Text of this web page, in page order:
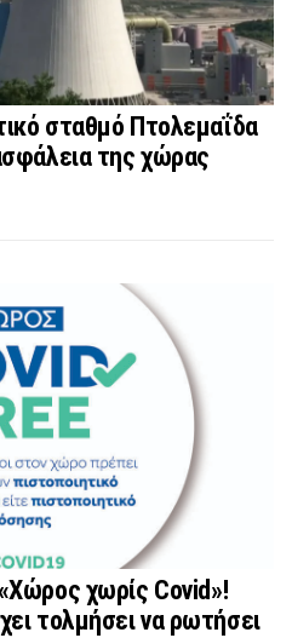
σταθμό Πτολεμαΐδα
της χώρας
χωρίς Covid»!
τολμήσει να ρωτήσει